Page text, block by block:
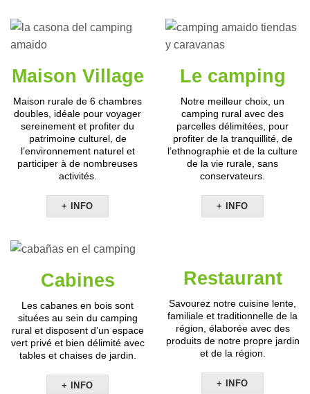
Maison Village
Maison rurale de 6 chambres
doubles, idéale pour voyager
sereinement et profiter du
patrimoine culturel, de
l’environnement naturel et
participer à de nombreuses
activités.
+ INFO
Le camping
Notre meilleur choix, un
camping rural avec des
parcelles délimitées, pour
profiter de la tranquillité, de
l’ethnographie et de la culture
de la vie rurale, sans
conservateurs.
+ INFO
Cabines
Les cabanes en bois sont
situées au sein du camping
rural et disposent d’un espace
vert privé et bien délimité avec
tables et chaises de jardin.
+ INFO
Restaurant
Savourez notre cuisine lente,
familiale et traditionnelle de la
région, élaborée avec des
produits de notre propre jardin
et de la région.
+ INFO